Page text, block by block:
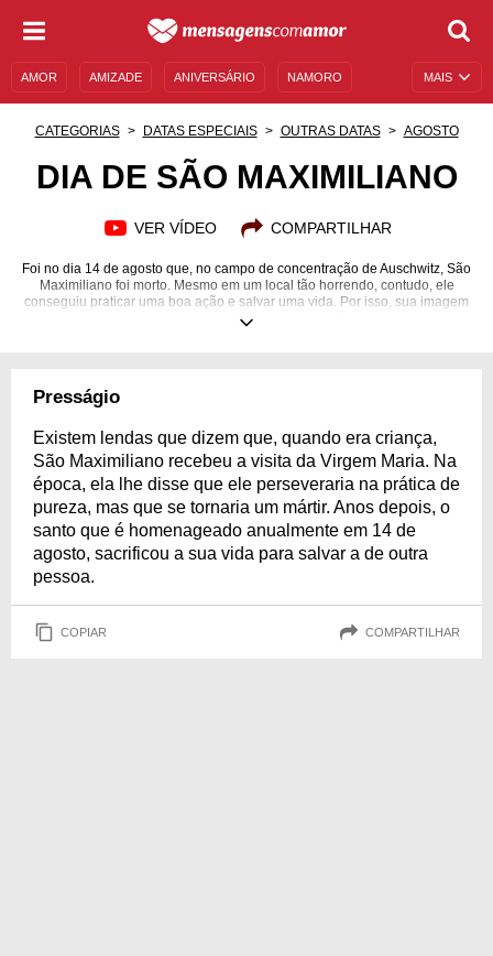
MAIS
AMOR AMIZADE ANIVERSÁRIO NAMORO
AUTOAJUDA
CATEGORIAS DATAS ESPECIAIS OUTRAS DATAS AGOSTO
DIA DE SÃO MAXIMILIANO
VER VÍDEO COMPARTILHAR
Foi no dia 14 de agosto que, no campo de concentração de Auschwitz, São
Maximiliano foi morto. Mesmo em um local tão horrendo, contudo, ele
conseguiu praticar uma boa ação e salvar uma vida. Por isso, sua imagem
se tornou muito importante para o cristianismo. Celebre o dia dele
Presságio
Existem lendas que dizem que, quando era criança,
São Maximiliano recebeu a visita da Virgem Maria. Na
época, ela lhe disse que ele perseveraria na prática de
pureza, mas que se tornaria um mártir. Anos depois, o
santo que é homenageado anualmente em 14 de
agosto, sacrificou a sua vida para salvar a de outra
pessoa.
COPIAR COMPARTILHAR